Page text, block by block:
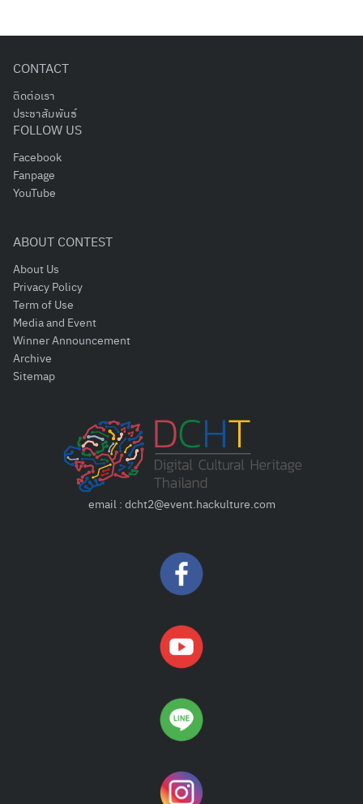
CONTACT
ติดต่อเรา
ประชาสัมพันธ์
FOLLOW US
Facebook
Fanpage
YouTube
ABOUT CONTEST
About Us
Privacy Policy
Term of Use
Media and Event
Winner Announcement
Archive
Sitemap
email : dcht2@event.hackulture.com